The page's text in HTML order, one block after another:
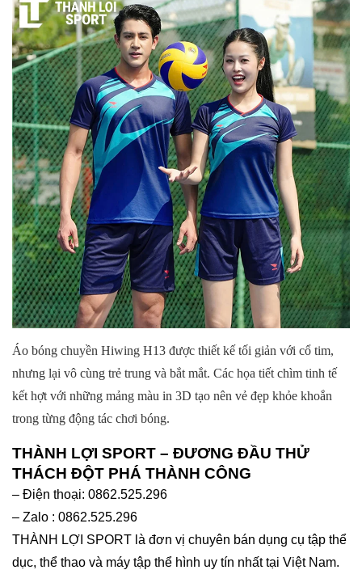
Áo bóng chuyền Hiwing H13 được thiết kế tối giản với cổ tim,
nhưng lại vô cùng trẻ trung và bắt mắt. Các họa tiết chìm tinh tế
kết hợt với những mảng màu in 3D tạo nên vẻ đẹp khỏe khoắn
trong từng động tác chơi bóng.
THÀNH LỢI SPORT – ĐƯƠNG ĐẦU THỬ
THÁCH ĐỘT PHÁ THÀNH CÔNG
– Điện thoại: 0862.525.296
– Zalo : 0862.525.296
THÀNH LỢI SPORT là đơn vị chuyên bán dụng cụ tập thể
dục, thể thao và máy tập thể hình uy tín nhất tại Việt Nam.